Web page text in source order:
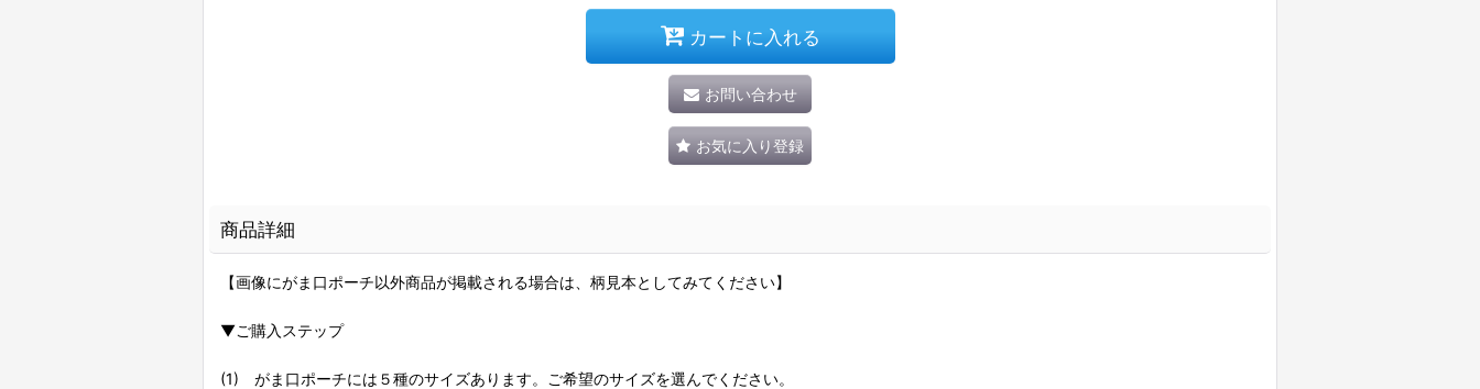
カートに入れる
お問い合わせ
お気に入り登録
商品詳細
【画像にがま口ポーチ以外商品が掲載される場合は、柄見本としてみてください】
▼ご購入ステップ
(1) がま口ポーチには５種のサイズあります。ご希望のサイズを選んでください。